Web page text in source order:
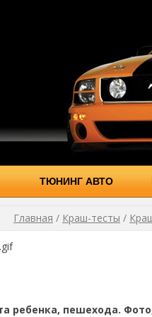
ТЮНИНГ АВТО
Главная / Краш-тесты /
ребенка, пешехода.